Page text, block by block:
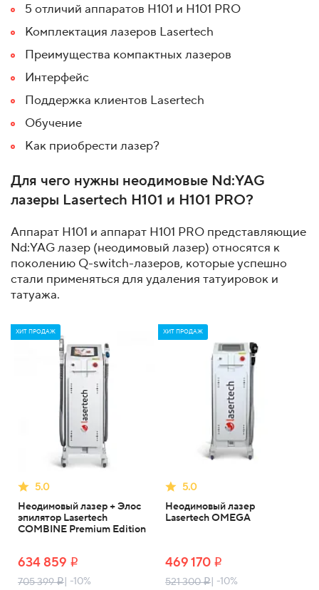
5 отличий аппаратов Н101 и Н101 PRO
Комплектация лазеров Lasertech
Преимущества компактных лазеров
Интерфейс
Поддержка клиентов Lasertech
Обучение
Как приобрести лазер?
Для чего нужны неодимовые Nd:YAG
лазеры Lasertech H101 и H101 PRO?
Аппарат H101 и аппарат H101 PRO представляющие
Nd:YAG лазер (неодимовый лазер) относятся к
поколению Q-switch-лазеров, которые успешно
стали применяться для удаления татуировок и
татуажа.
ХИТ ПРОДАЖ
5.0
Неодимовый лазер + Элос
эпилятор Lasertech
COMBINE Premium Edition
634 859 i
705 399i | -10%
ХИТ ПРОДАЖ
5.0
Неодимовый лазер
Lasertech OMEGA
469 170 i
521 300i | -10%